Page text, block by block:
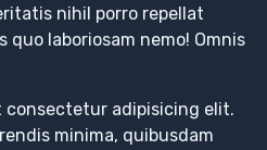
nihil porro repellat
laboriosam nemo! Omnis
consectetur adipisicing elit.
minima, quibusdam